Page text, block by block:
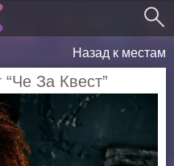
Назад к местам
За Квест”